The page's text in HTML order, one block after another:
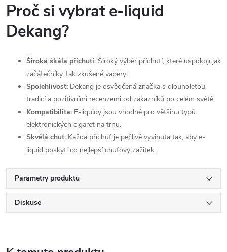
Proč si vybrat e-liquid
Dekang?
Široká škála příchutí: Široký výběr příchutí, které uspokojí jak
začátečníky, tak zkušené vapery.
Spolehlivost: Dekang je osvědčená značka s dlouholetou
tradicí a pozitivními recenzemi od zákazníků po celém světě.
Kompatibilita: E-liquidy jsou vhodné pro většinu typů
elektronických cigaret na trhu.
Skvělá chuť: Každá příchuť je pečlivě vyvinuta tak, aby e-
liquid poskytl co nejlepší chuťový zážitek.
Parametry produktu
Diskuse